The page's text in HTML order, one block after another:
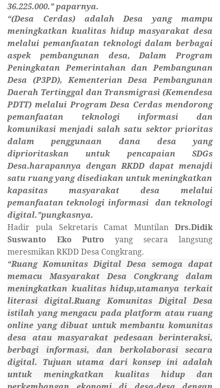
36.225.000.” paparnya.
“(Desa Cerdas) adalah Desa yang mampu
meningkatkan kualitas hidup masyarakat desa
melalui pemanfaatan teknologi dalam berbagai
aspek pembangunan desa, Dalam Program
Peningkatan Pemerintahan dan Pembangunan
Desa (P3PD), Kementerian Desa Pembangunan
Daerah Tertinggal dan Transmigrasi (Kemendesa
PDTT) melalui Program Desa Cerdas mendorong
pemanfaatan teknologi informasi dan
komunikasi menjadi salah satu sektor prioritas
dalam penggunaan dana desa yang
diprioritaskan untuk pencapaian SDGs
Desa.harapannya denganRKDD dapat menajdi
satu ruang yang disediakan untuk meningkatkan
kapasitas
masyarakat desa
melalui
pemanfaatan teknologi informasi dan teknologi
digital.”pungkasnya.
Hadir pula Sekretaris Camat Muntilan Drs.Didik
Suswanto Eko Putro yang secara langsung
meresmikan RKDD Desa Congkrang.
“Ruang Komunitas Digital Desa semoga dapat
memacu Masyarakat Desa Congkrang dalam
meningkatkan kualitas hidup,utamanya terkait
literasi digital.Ruang Komunitas Digital Desa
istilah yang mengacu pada platform atau ruang
online yang dibuat untuk membantu komunitas
desa atau masyarakat pedesaan berinteraksi,
berbagi informasi, dan berkolaborasi secara
digital. Tujuan utama dari konsep ini adalah
untuk meningkatkan kualitas hidup dan